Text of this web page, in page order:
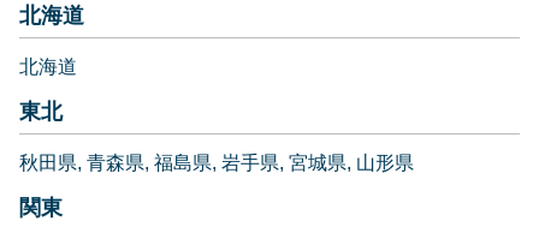
北海道
北海道
東北
秋田県 青森県 福島県 岩手県 宮城県 山形県
関東